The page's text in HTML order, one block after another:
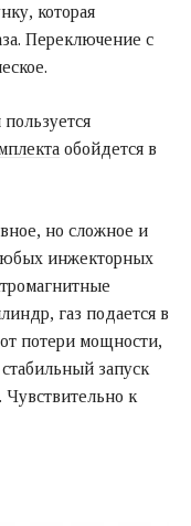
которая
Переключение с
обойдется в
но сложное и
инжекторных
газ подается в
потери мощности,
запуск
Чувствительно к